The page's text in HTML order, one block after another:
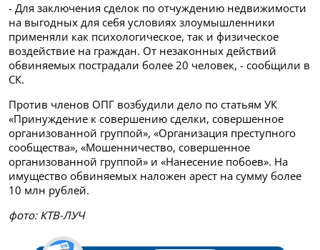
- Для заключения сделок по отчуждению недвижимости
на выгодных для себя условиях злоумышленники
применяли как психологическое, так и физическое
воздействие на граждан. От незаконных действий
обвиняемых пострадали более 20 человек, - сообщили в
СК.
Против членов ОПГ возбудили дело по статьям УК
«Принуждение к совершению сделки, совершенное
организованной группой», «Организация преступного
сообщества», «Мошенничество, совершенное
организованной группой» и «Нанесение побоев». На
имущество обвиняемых наложен арест на сумму более
10 млн рублей.
фото: КТВ-ЛУЧ